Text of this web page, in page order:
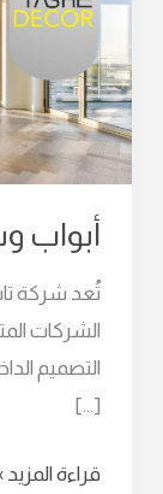
أبواب
الشركات
التصميم
[…]
ألوميتال
قراءة المزيد